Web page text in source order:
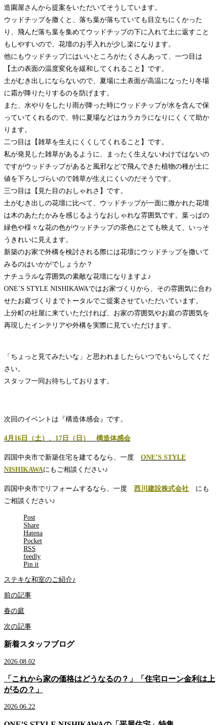
造園屋さんから提案をいただいてそうしています。
ウッドチップを撒くと、落ち葉が落ちていても目立ちにくかった
り、飛んだ落ち葉を集めてウッドチップの下に入れて土に返すこと
もしやすいので、花壇のお手入れが少し楽になります。
他にもウッドチップにはいいところがたくさんあって、一つ目は
【土の表面の温度変化を緩和してくれること】です。
土がむき出しにならないので、夏場に土表面が高温になったり冬場
に霜が降りたりするのを防げます。
また、水やりをしたり雨が降った時にウッドチップが水を含んで保
っていてくれるので、特に夏場などはカラカラになりにくくて助か
ります。
二つ目は【雑草を生えにくくしてくれること】です。
私が発見した雑草があるように、まったく生えないわけではないの
ですがウッドチップがあると風邪などで飛んできた植物の種が土に
値を下ろしづらいので雑草が生えにくいのだそうです。
三つ目は【見た目のおしゃれさ】です。
土がむき出しの花壇に比べて、ウッドチップが一面に撒かれた花壇
は木のあたたかみを感じるようなおしゃれな雰囲気です。葉っぱの
緑色や様々な花の色がウッドチップの茶色にとても映えて、いっそ
うきれいに見えます。
新築のお家で外構を検討される際には花壇にウッドチップを撒いて
みるのはいかがでしょうか？
ナチュラルな雰囲気の素敵な花壇になりますよ♪
ONE’S STYLE NISHIKAWAではお家づくりから、その雰囲気に合わ
せたお庭づくりまでトータルでご提案させていただいています。
上分町の社屋に来ていただければ、お家の雰囲気やお庭の雰囲気を
再現したインテリアや外構を実際に見ていただけます。
「ちょっと見てみたいな」と思われましたらいつでもいらしてくだ
さい。
スタッフ一同お待ちしております。
次回のイベントは『構造体感会』です。
4月16日（土）、17日（日） 構造体感会
四国中央市で新築住宅を建てるなら、一度 ONE’S STYLE
NISHIKAWAにもご相談ください♪
四国中央市でリフォームするなら、一度 西川建設株式会社 にも
ご相談ください♪
Post
Share
Hatena
Pocket
RSS
feedly
Pin it
ステキな和室のご紹介♪
前の記事
春の庭
次の記事
新着スタッフブログ
2026.08.02
「これから家の価格はどうなるの？」「住宅ローン金利は上
がるの？」
2026.06.22